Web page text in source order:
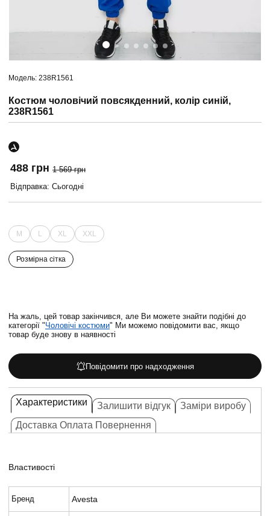
Модель: 238R1561
Костюм чоловічий повсякденний, колір синій,
238R1561
488 грн 1 569 грн
Відправка: Сьогодні
M L XL XXL
Розмірна сітка
На жаль, цей товар закінчився, але Ви можете знайти подібні до
категорії "Чоловічі костюми" Ми можемо повідомити вас, якщо
товар буде знову в наявності
Повідомити про надходження
Характеристики Залишити відгук
Заміри виробу
Доставка Оплата Повернення
Властивості
Бренд Avesta